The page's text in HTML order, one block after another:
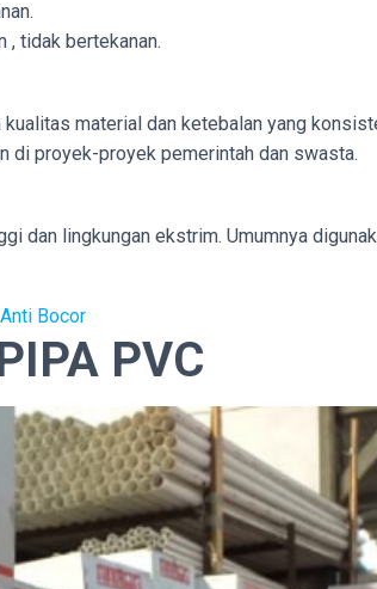
, tidak bertekanan.
material dan ketebalan yang
di proyek-proyek pemerintah dan swasta.
dan lingkungan ekstrim. Umumnya
Bocor
PVC